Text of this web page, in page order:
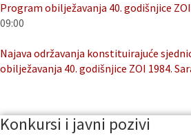
Program obilježavanja 40. godišnjice
09:00
Najava održavanja konstituirajuće
obilježavanja 40. godišnjice ZOI 1984.
Konkursi i javni pozivi